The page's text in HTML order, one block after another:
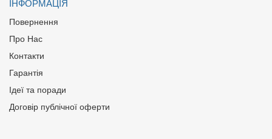
ІНФОРМАЦІЯ
Повернення
Про Нас
Контакти
Гарантія
Ідеї та поради
Договір публічної оферти